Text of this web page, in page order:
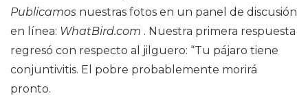
Publicamos nuestras fotos en un panel de discusión
en línea: WhatBird.com . Nuestra primera respuesta
regresó con respecto al jilguero: “Tu pájaro tiene
conjuntivitis. El pobre probablemente morirá
pronto.